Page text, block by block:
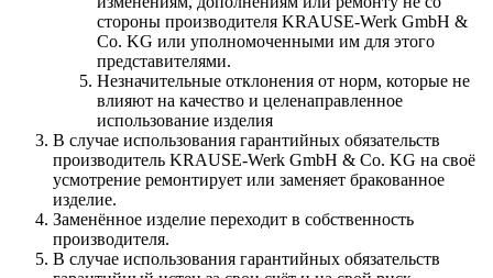
стороны производителя KRAUSE-Werk GmbH &
Со. KG или уполномоченными им для этого
представителями.
Незначительные отклонения от норм, которые не
влияют на качество и целенаправленное
использование изделия
В случае использования гарантийных обязательств
производитель KRAUSE-Werk GmbH & Со. KG на своё
усмотрение ремонтирует или заменяет бракованное
изделие.
Заменённое изделие переходит в собственность
производителя.
В случае использования гарантийных обязательств